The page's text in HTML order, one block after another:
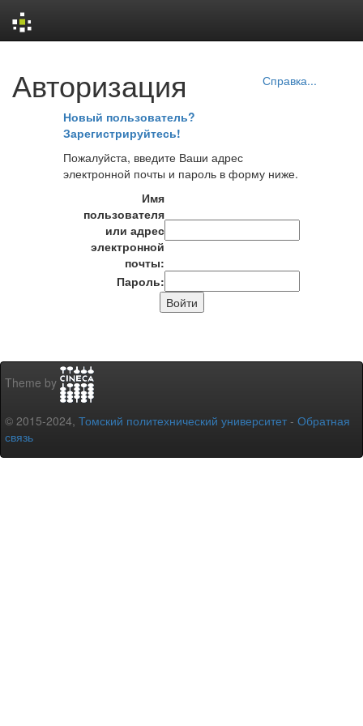
navigation
Авторизация Справка...
Новый пользователь?
Зарегистрируйтесь!
Пожалуйста, введите Ваши адрес
электронной почты и пароль в форму ниже.
Имя
пользователя
или адрес
электронной
почты:
Пароль:
Theme by
© 2015-2024, Томский политехнический университет - Обратная
связь